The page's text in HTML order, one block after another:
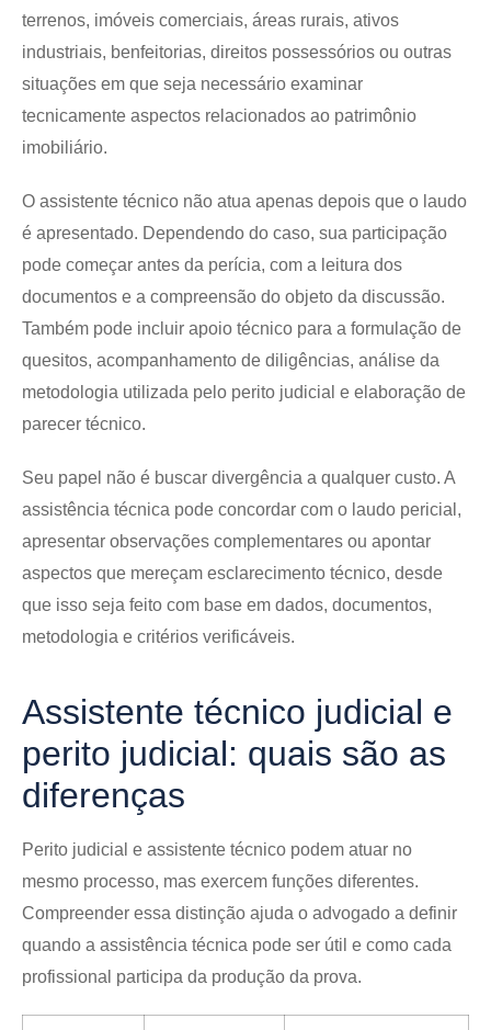
terrenos, imóveis comerciais, áreas rurais, ativos
industriais, benfeitorias, direitos possessórios ou outras
situações em que seja necessário examinar
tecnicamente aspectos relacionados ao patrimônio
imobiliário.
O assistente técnico não atua apenas depois que o laudo
é apresentado. Dependendo do caso, sua participação
pode começar antes da perícia, com a leitura dos
documentos e a compreensão do objeto da discussão.
Também pode incluir apoio técnico para a formulação de
quesitos, acompanhamento de diligências, análise da
metodologia utilizada pelo perito judicial e elaboração de
parecer técnico.
Seu papel não é buscar divergência a qualquer custo. A
assistência técnica pode concordar com o laudo pericial,
apresentar observações complementares ou apontar
aspectos que mereçam esclarecimento técnico, desde
que isso seja feito com base em dados, documentos,
metodologia e critérios verificáveis.
Assistente técnico judicial e
perito judicial: quais são as
diferenças
Perito judicial e assistente técnico podem atuar no
mesmo processo, mas exercem funções diferentes.
Compreender essa distinção ajuda o advogado a definir
quando a assistência técnica pode ser útil e como cada
profissional participa da produção da prova.